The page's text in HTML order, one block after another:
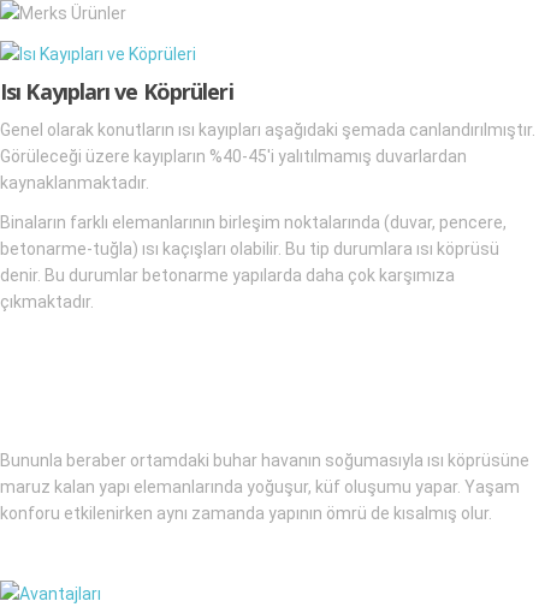
Isı Kayıpları ve Köprüleri
Genel olarak konutların ısı kayıpları aşağıdaki şemada canlandırılmıştır.
Görüleceği üzere kayıpların %40-45'i yalıtılmamış duvarlardan
kaynaklanmaktadır.
Binaların farklı elemanlarının birleşim noktalarında (duvar, pencere,
betonarme-tuğla) ısı kaçışları olabilir. Bu tip durumlara ısı köprüsü
denir. Bu durumlar betonarme yapılarda daha çok karşımıza
çıkmaktadır.
Bununla beraber ortamdaki buhar havanın soğumasıyla ısı köprüsüne
maruz kalan yapı elemanlarında yoğuşur, küf oluşumu yapar. Yaşam
konforu etkilenirken aynı zamanda yapının ömrü de kısalmış olur.